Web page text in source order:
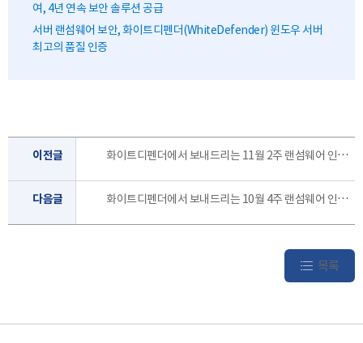
여, 4년 연속 보안 솔루션 공급
서버 랜섬웨어 보안, 화이트디펜더(WhiteDefender) 윈도우 서버
최고의 품질 인증
이전글 화이트디펜더에서 보내드리는 11월 2주 랜섬웨어 인포 레터 입니다.
다음글 화이트디펜더에서 보내드리는 10월 4주 랜섬웨어 인포 레터 입니다.
목록